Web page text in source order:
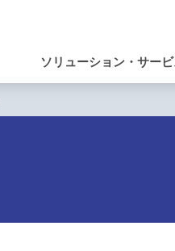
ゲ
ー
ソリューション・サー